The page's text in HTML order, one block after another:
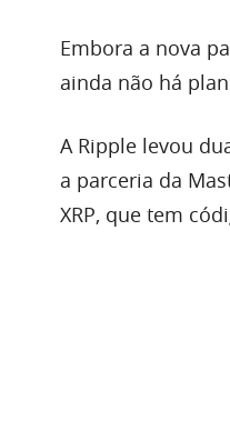
Embora a nova
ainda não há
A Ripple levou
a parceria da
XRP, que tem